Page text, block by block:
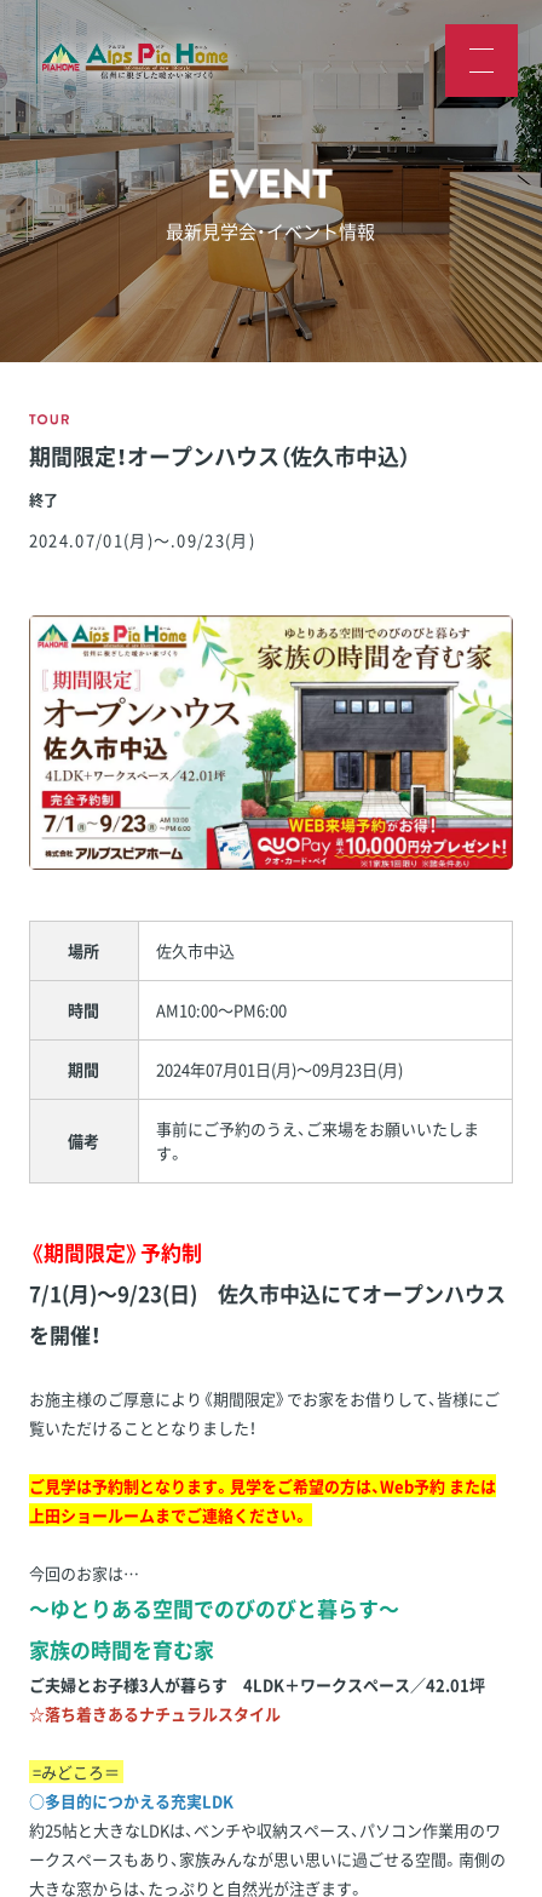
最新見学会・イベント情報
期間限定！オープンハウス（佐久市中込）
終了
2024.07/01(月)～.09/23(月)
場所 佐久市中込
時間 AM10:00～PM6:00
期間 2024年07月01日(月)～09月23日(月)
備考
事前にご予約のうえ、ご来場をお願いいたしま
す。
《期間限定》予約制
7/1(月)～9/23(日) 佐久市中込にてオープンハウス
を開催！
お施主様のご厚意により《期間限定》でお家をお借りして、皆様にご
覧いただけることとなりました！
ご見学は予約制となります。見学をご希望の方は、Web予約 または
上田ショールームまでご連絡ください。
今回のお家は…
～ゆとりある空間でのびのびと暮らす～
家族の時間を育む家
ご夫婦とお子様3人が暮らす 4LDK＋ワークスペース／42.01坪
☆落ち着きあるナチュラルスタイル
=みどころ＝
○多目的につかえる充実LDK
約25帖と大きなLDKは、ベンチや収納スペース、パソコン作業用のワ
ークスペースもあり、家族みんなが思い思いに過ごせる空間。南側の
大きな窓からは、たっぷりと自然光が注ぎます。